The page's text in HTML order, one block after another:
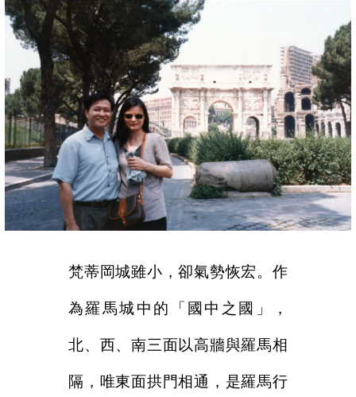
梵蒂岡城雖小，卻氣勢恢宏。作
為羅馬城中的「國中之國」，
北、西、南三面以高牆與羅馬相
隔，唯東面拱門相通，是羅馬行